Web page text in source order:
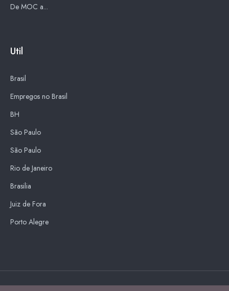
De MOC a...
Util
Brasil
Empregos no Brasil
BH
São Paulo
São Paulo
Rio de Janeiro
Brasilia
Juiz de Fora
Porto Alegre